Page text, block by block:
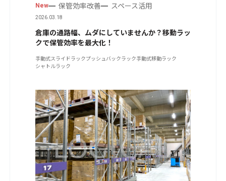
New 保管効率改善 スペース活用
2026.03.18
倉庫の通路幅、ムダにしていませんか？移動ラッ
クで保管効率を最大化！
手動式スライドラックプッシュバックラック手動式移動ラック
シャトルラック